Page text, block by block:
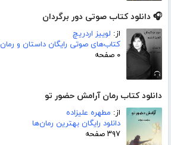
🎧 دانلود کتاب صوتی دور برگردان
از: لوییز اردریچ
کتاب‌های صوتی رایگان داستان و رمان
۰ صفحه
دانلود کتاب رمان آرامش حضور تو
از: مطهره علیزاده
دانلود رایگان بهترین رمان‌ها
۳۹۷ صفحه